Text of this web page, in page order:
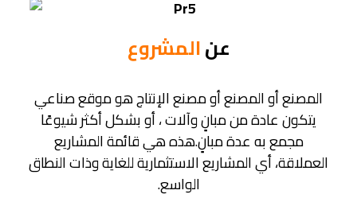
عنالمشروع
المصنع أو المصنع أو مصنع الإنتاج هو موقع صناعي
يتكون عادة من مبانٍ وآلات ، أو بشكل أكثر شيوعًا
مجمع به عدة مبانٍ.هذه هي قائمة المشاريع
العملاقة، أي المشاريع الاستثمارية للغاية وذات النطاق
الواسع.